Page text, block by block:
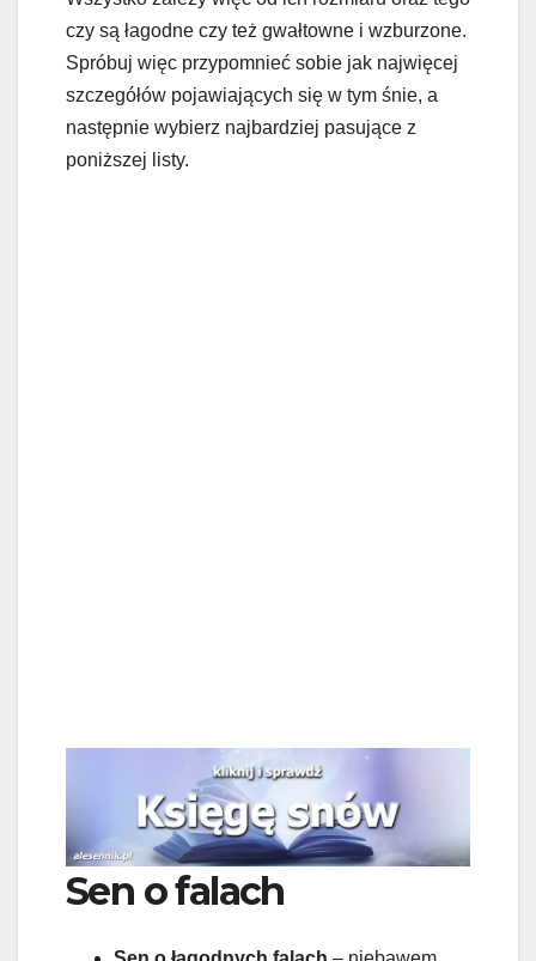
czy są łagodne czy też gwałtowne i wzburzone.
Spróbuj więc przypomnieć sobie jak najwięcej
szczegółów pojawiających się w tym śnie, a
następnie wybierz najbardziej pasujące z
poniższej listy.
Sen o falach